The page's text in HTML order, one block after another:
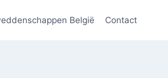
België Contact